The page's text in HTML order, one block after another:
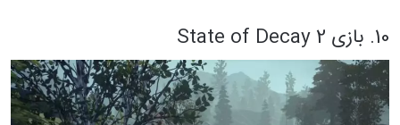
10. بازی State of Decay 2